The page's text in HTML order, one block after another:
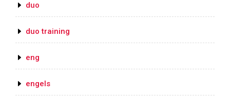
duo
duo training
eng
engels